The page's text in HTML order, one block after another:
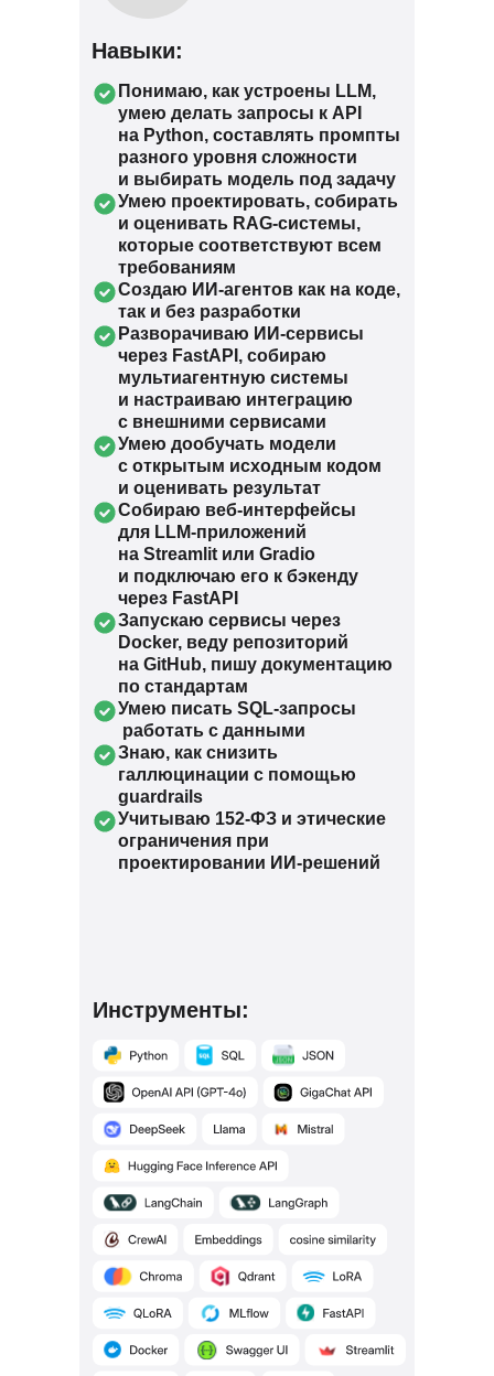
Навыки:
Понимаю, как устроены LLM,
умею делать запросы к API
на Python, составлять промпты
разного уровня сложности
и выбирать модель под задачу
Умею проектировать, собирать
и оценивать RAG-системы,
которые соответствуют всем
требованиям
Создаю ИИ-агентов как на коде,
так и без разработки
Разворачиваю ИИ-сервисы
через FastAPI, собираю
мультиагентную системы
и настраиваю интеграцию
с внешними сервисами
Умею дообучать модели
с открытым исходным кодом
и оценивать результат
Собираю веб-интерфейсы
для LLM-приложений
на Streamlit или Gradio
и подключаю его к бэкенду
через FastAPI
Запускаю сервисы через
Docker, веду репозиторий
на GitHub, пишу документацию
по стандартам
Умею писать SQL-запросы
работать с данными
Знаю, как снизить
галлюцинации с помощью
guardrails
Учитываю 152-ФЗ и этические
ограничения при
проектировании ИИ-решений
Инструменты: